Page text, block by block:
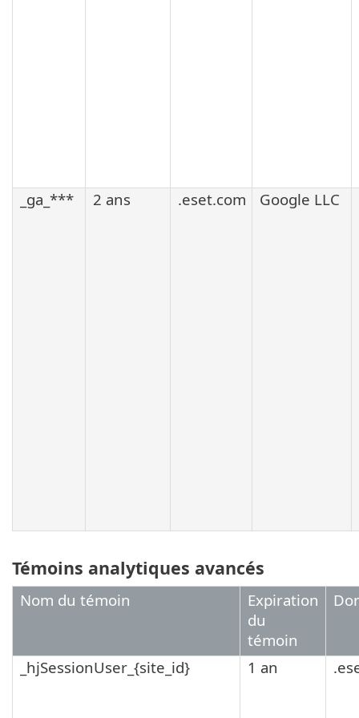
_ga_*** 2 ans .eset.com Google LLC
Témoins analytiques avancés
Nom du témoin
Expiration
du
témoin
_hjSessionUser_{site_id} 1 an